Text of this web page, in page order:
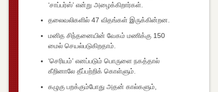
‘சாப்பர்ஸ்’ என்று அழைக்கிறார்கள்.
தலைவலிகளில் 47 விதங்கள் இருக்கின்றன.
மனித சிந்தனையின் வேகம் மணிக்கு 150
மைல் செயல்படுகிறதாம்.
‘செரியம்’ எனப்படும் பொருளை நகத்தால்
கீறினாலே தீப்பற்றிக் கொள்ளும்.
கழுகு பறக்கும்போது அதன் கால்களும்,